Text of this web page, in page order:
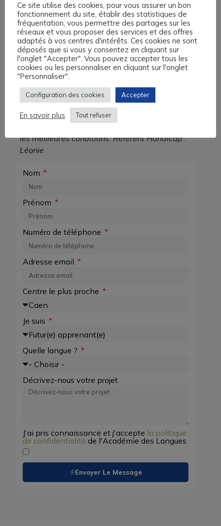
Numéro de téléphone
+33 9 72 399 555
Numéro local non-surtaxé
L’Académie des Langues est particulièrement
attentive à l’intégration des personnes en
situation de handicap. Aussi, en cas de
handicap nécessitant une adaptation de la
formation, contactez-nous, nous étudierons
les meilleures conditions. Référent Handicap :
Léonie
Nom
Prénom
Numéro de téléphone
Adresse email
Centre le plus proche
Je suis
Quelle langue ?
Décrivez-nous votre projet
J'ai pris connaissance et j'accepte la politique
de confidentialité de l'Académie des Langues
Envoyer Le Message
Ce site utilise des cookies, pour vous assurer un bon
fonctionnement du site, établir des statistiques de
fréquentation, vous permettre des partages sur les
réseaux et vous proposer des services et des offres
adaptés à vos centres d'intérêts. Ces cookies ne sont
déposés que si vous y consentez en cliquant sur
l'onglet "Accepter". Vous pouvez accepter tous les
cookies ou les personnaliser en cliquant sur l'onglet
"Personnaliser".
Configuration des cookies Accepter
En savoir plus Tout refuser